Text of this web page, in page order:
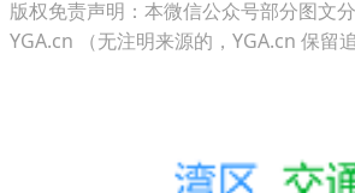
版权免责声明：本微信公众号部分图文
YGA.cn （无注明来源的，YGA.cn 保留